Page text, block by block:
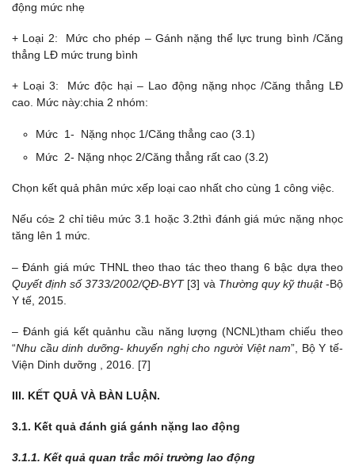
động mức nhẹ
+ Loại 2: Mức cho phép – Gánh nặng thể lực trung bình /Căng
thẳng LĐ mức trung bình
+ Loại 3: Mức độc hại – Lao động nặng nhọc /Căng thẳng LĐ
cao. Mức này:chia 2 nhóm:
Mức 1- Nặng nhọc 1/Căng thẳng cao (3.1)
Mức 2- Nặng nhọc 2/Căng thẳng rất cao (3.2)
Chọn kết quả phân mức xếp loại cao nhất cho cùng 1 công việc.
Nếu có≥ 2 chỉ tiêu mức 3.1 hoặc 3.2thì đánh giá mức nặng nhọc
tăng lên 1 mức.
– Đánh giá mức THNL theo thao tác theo thang 6 bậc dựa theo
Quyết định số 3733/2002/QĐ-BYT[3] và Thường quy kỹ thuật-Bộ
Y tế, 2015.
– Đánh giá kết quảnhu cầu năng lượng (NCNL)tham chiếu theo
“Nhu cầu dinh dưỡng- khuyến nghị cho người Việt nam”, Bộ Y tế-
Viện Dinh dưỡng , 2016. [7]
III. KẾT QUẢ VÀ BÀN LUẬN.
3.1. Kết quả đánh giá gánh nặng lao động
3.1.1. Kết quả quan trắc môi trường lao động